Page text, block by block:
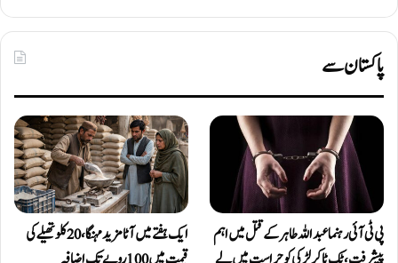
پاکستان سے
پی ٹی آئی رہنما عبداللہ طاہر کے قتل میں اہم
ایک ہفتے میں آٹا مزید مہنگا، 20 کلو تھیلے کی